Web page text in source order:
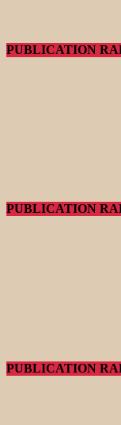
PUBLICATION
PUBLICATION
PUBLICATION